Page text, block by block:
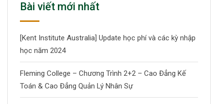
Bài viết mới nhất
[Kent Institute Australia] Update học phí và các kỳ nhập
học năm 2024
Fleming College – Chương Trình 2+2 – Cao Đẳng Kế
Toán & Cao Đẳng Quản Lý Nhân Sự